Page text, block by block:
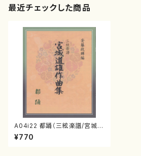
最近チェックした商品
A04i22 都踊（三絃楽譜/宮城道
雄/三絃楽譜）
¥770